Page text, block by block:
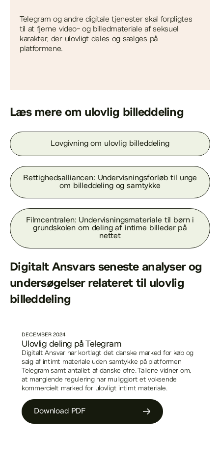
Telegram og andre digitale tjenester skal forpligtes
til at fjerne video- og billedmateriale af seksuel
karakter, der ulovligt deles og sælges på
platformene.
Læs mere om ulovlig billeddeling
Lovgivning om ulovlig billeddeling
Rettighedsalliancen: Undervisningsforløb til unge
om billeddeling og samtykke
Filmcentralen: Undervisningsmateriale til børn i
grundskolen om deling af intime billeder på
nettet
Digitalt Ansvars seneste analyser og
undersøgelser relateret til ulovlig
billeddeling
DECEMBER 2024
Ulovlig deling på Telegram
Digitalt Ansvar har kortlagt det danske marked for køb og
salg af intimt materiale uden samtykke på platformen
Telegram samt antallet af danske ofre. Tallene vidner om,
at manglende regulering har muliggjort et voksende
kommercielt marked for ulovligt intimt materiale.
Download PDF